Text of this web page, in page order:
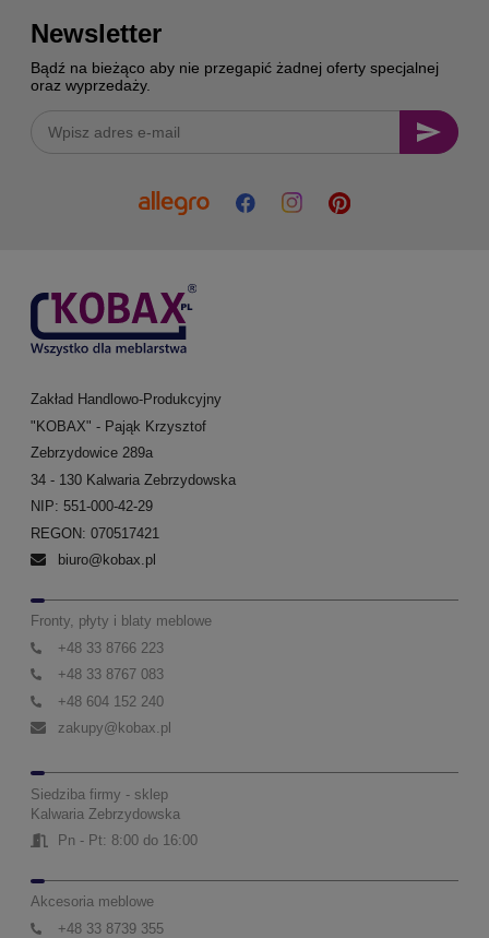
Newsletter
Bądź na bieżąco aby nie przegapić żadnej oferty specjalnej
oraz wyprzedaży.
Zakład Handlowo-Produkcyjny
"KOBAX" - Pająk Krzysztof
Zebrzydowice 289a
34 - 130 Kalwaria Zebrzydowska
NIP: 551-000-42-29
REGON: 070517421
biuro@kobax.pl
Fronty, płyty i blaty meblowe
+48 33 8766 223
+48 33 8767 083
+48 604 152 240
zakupy@kobax.pl
Siedziba firmy - sklep
Kalwaria Zebrzydowska
Pn - Pt: 8:00 do 16:00
Akcesoria meblowe
+48 33 8739 355